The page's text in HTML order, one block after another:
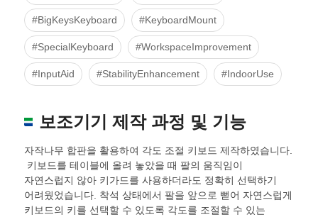
#BigKeysKeyboard #KeyboardMount
#SpecialKeyboard #WorkspaceImprovement
#InputAid #StabilityEnhancement #IndoorUse
보조기기 제작 과정 및 기능
자작나무 합판을 활용하여 각도 조절 키보드 제작하였습니다.
키보드를 테이블에 올려 놓았을 때 팔의 움직임이
자연스럽지 않아 키가드를 사용하더라도 정확히 선택하기
어려웠었습니다. 착석 상태에서 팔을 앞으로 뻗어 자연스럽게
키보드의 키를 선택할 수 있도록 각도를 조절할 수 있는